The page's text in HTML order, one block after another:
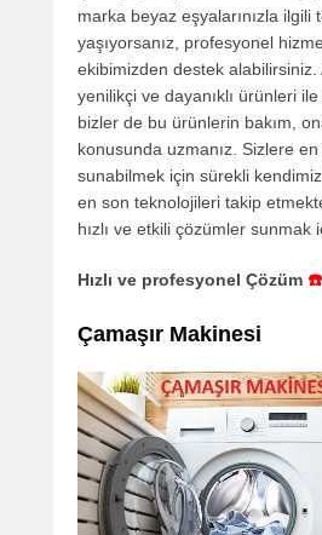
marka beyaz eşyalarınızla ilgili
yaşıyorsanız, profesyonel
ekibimizden destek alabilirsiniz.
yenilikçi ve dayanıklı ürünleri ile
bizler de bu ürünlerin bakım,
konusunda uzmanız. Sizlere
sunabilmek için sürekli
en son teknolojileri takip
hızlı ve etkili çözümler sunmak
Hızlı ve profesyonel Çözüm ☎️
Çamaşır Makinesi